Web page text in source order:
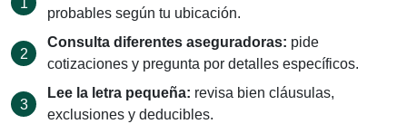
probables según tu ubicación.
Consulta diferentes aseguradoras: pide
cotizaciones y pregunta por detalles específicos.
Lee la letra pequeña: revisa bien cláusulas,
exclusiones y deducibles.